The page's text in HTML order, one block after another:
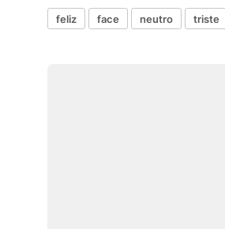
feliz face neutro triste